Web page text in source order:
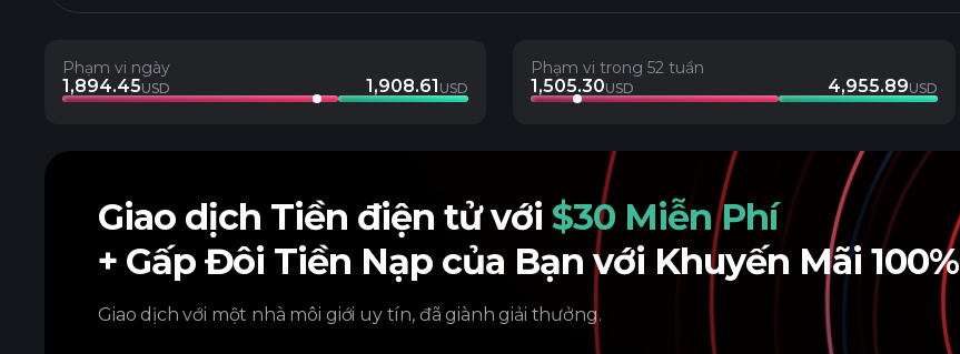
Phạm vi ngày
1,894.45USD 1,908.61 USD
Phạm vi trong 52 tuần
1,505.30USD 4,955.89USD
Giao dịch Tiền điện tử với $30 Miễn Phí
+ Gấp Đôi Tiền Nạp của Bạn với Khuyến Mãi 100%
Giao dịch với một nhà môi giới uy tín, đã giành giải thưởng.